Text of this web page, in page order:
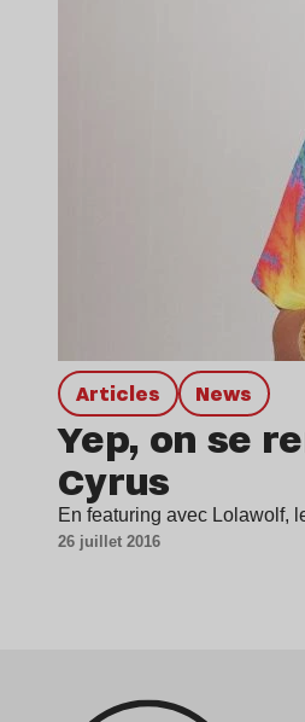
Articles news
Yep, on se
Cyrus
En featuring avec Lolawolf,
26 juillet 2016